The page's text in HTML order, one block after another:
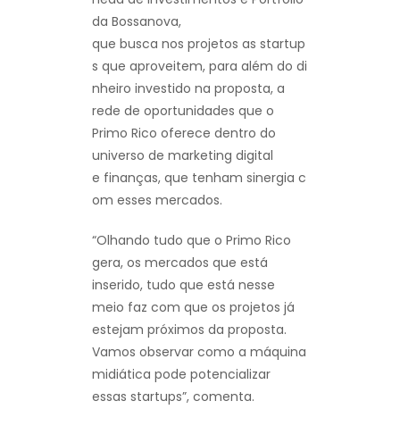
da Bossanova,
que busca nos projetos as startup
s que aproveitem, para além do di
nheiro investido na proposta, a
rede de oportunidades que o
Primo Rico oferece dentro do
universo de marketing digital
e finanças, que tenham sinergia c
om esses mercados.
“Olhando tudo que o Primo Rico
gera, os mercados que está
inserido, tudo que está nesse
meio faz com que os projetos já
estejam próximos da proposta.
Vamos observar como a máquina
midiática pode potencializar
essas startups”, comenta.